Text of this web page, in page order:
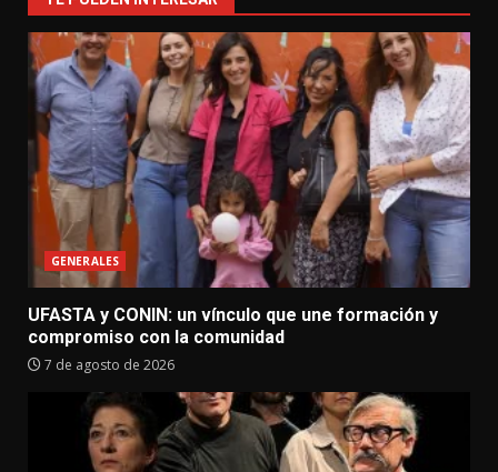
GENERALES
UFASTA y CONIN: un vínculo que une formación y
compromiso con la comunidad
7 de agosto de 2026